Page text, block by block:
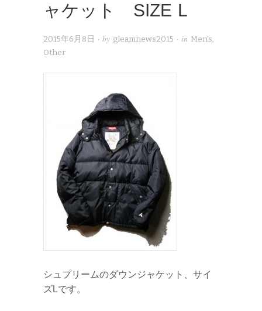
ャケット SIZE L
2015年6月8日 · by gleamnews2015 · in Men's,
Other
シュプリームのダウンジャケット、サイ
ズLです。